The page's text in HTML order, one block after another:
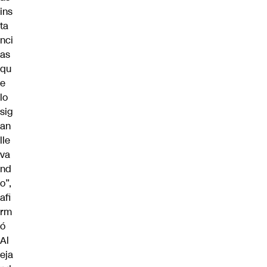
ins
ta
nci
as
qu
e
lo
sig
an
lle
va
nd
o”,
afi
rm
ó
Al
eja